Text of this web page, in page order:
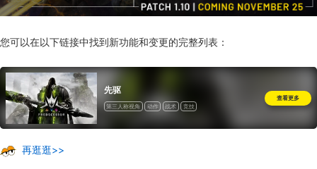
您可以在以下链接中找到新功能和变更的完整列表：
先驱
第三人称视角 动作 战术 竞技
查看更多
再逛逛>>